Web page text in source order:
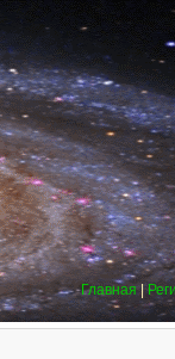
Главная|